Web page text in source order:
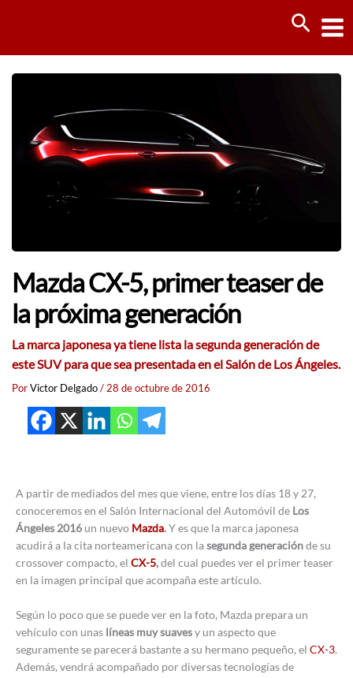
Mazda CX-5, primer teaser de
la próxima generación
La marca japonesa ya tiene lista la segunda generación de
este SUV para que sea presentada en el Salón de Los Ángeles.
PorVictor Delgado/ 28 de octubre de 2016
A partir de mediados del mes que viene, entre los días 18 y 27,
conoceremos en el Salón Internacional del Automóvil de Los
Ángeles 2016 un nuevo Mazda.Y es que la marca japonesa
acudirá a la cita norteamericana con lasegunda generaciónde su
crossover compacto, el CX-5,del cual puedes ver el primer teaser
en la imagen principal que acompaña este artículo.
Según lo poco que se puede ver en la foto, Mazda prepara un
vehículo con unas líneas muy suavesy un aspecto que
seguramente se parecerá bastante a su hermano pequeño, el CX-3.
Además, vendrá acompañado por diversas tecnologías de